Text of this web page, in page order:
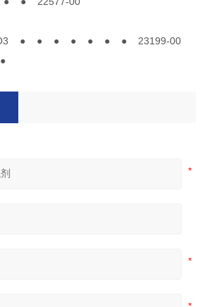
● ● ● ● ● ● ● 23199-00
●